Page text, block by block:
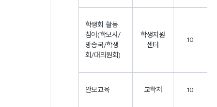
학생회 활동
참여(학보사/
방송국/학생
회/대의원회)
학생지원
센터
10
안보교육 교학처 10